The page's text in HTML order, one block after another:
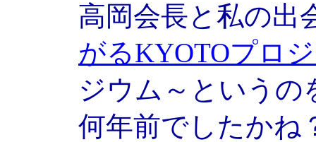
高岡会長と私の出
がるKYOTOプロ
ジウム～というの
何年前でしたかね